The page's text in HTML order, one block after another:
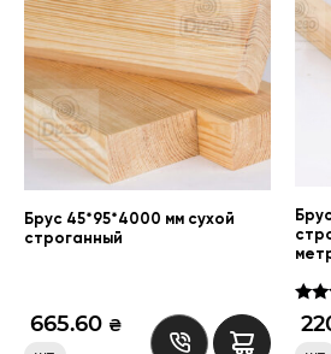
Брус 45*95*4000 мм сухой
строганный
₴
665.60
5.00